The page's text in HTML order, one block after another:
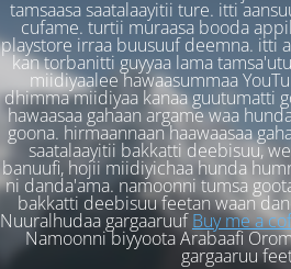
tamsaasa saatalaayitii ture. itti
cufame. turtii muraasa booda
playstore irraa buusuuf deemna. itti
kan torbanitti guyyaa lama
miidiyaalee hawaasummaa
dhimma miidiyaa kanaa guutumatti
hawaasaa gahaan argame waa
goona. hirmaannaan haawaasaa
saatalaayitii bakkatti deebisuu,
banuufi, hojii miidiyichaa hunda
ni danda'ama. namoonni tumsa
bakkatti deebisuu feetan waan
Nuuralhudaa gargaaruufBuy me a
Namoonni biyyoota Arabaafi
gargaaruu